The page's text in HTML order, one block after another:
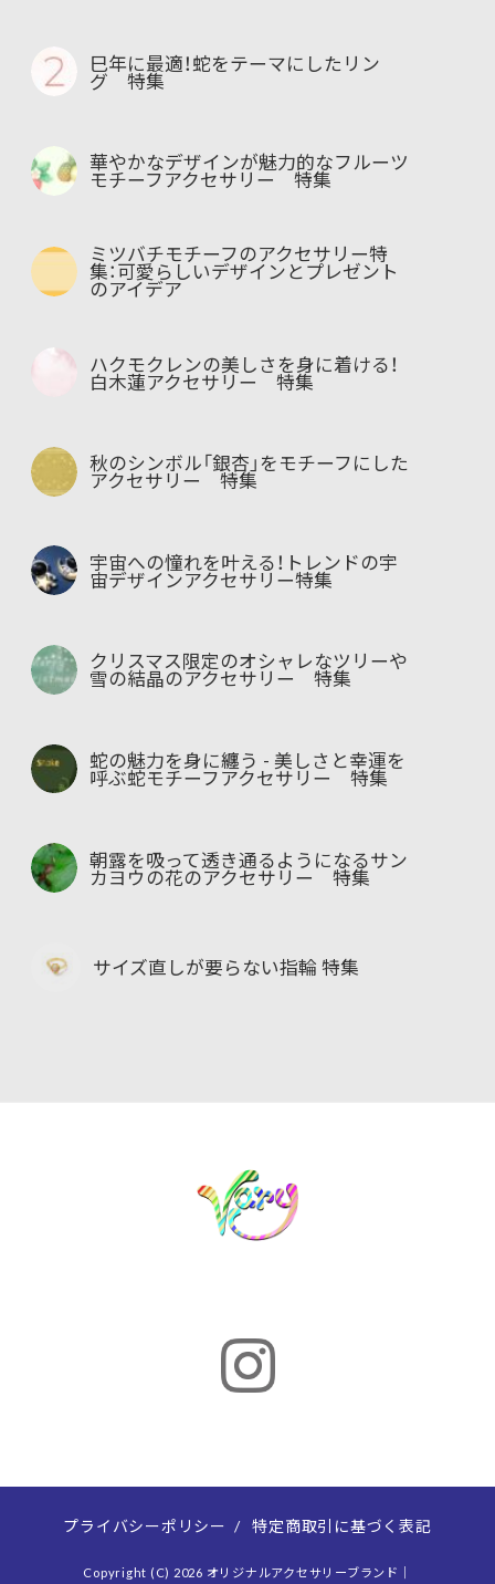
巳年に最適！蛇をテーマにしたリン
グ 特集
華やかなデザインが魅力的なフルーツ
モチーフアクセサリー 特集
ミツバチモチーフのアクセサリー特
集：可愛らしいデザインとプレゼント
のアイデア
ハクモクレンの美しさを身に着ける！
白木蓮アクセサリー 特集
秋のシンボル「銀杏」をモチーフにした
アクセサリー 特集
宇宙への憧れを叶える！トレンドの宇
宙デザインアクセサリー特集
クリスマス限定のオシャレなツリーや
雪の結晶のアクセサリー 特集
蛇の魅力を身に纏う - 美しさと幸運を
呼ぶ蛇モチーフアクセサリー 特集
朝露を吸って透き通るようになるサン
カヨウの花のアクセサリー 特集
サイズ直しが要らない指輪 特集
プライバシーポリシー / 特定商取引に基づく表記
Copyright (C) 2026 オリジナルアクセサリーブランド｜